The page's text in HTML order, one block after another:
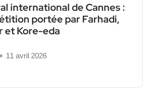
international de Cannes :
portée par Farhadi,
et Kore-eda
11 avril 2026